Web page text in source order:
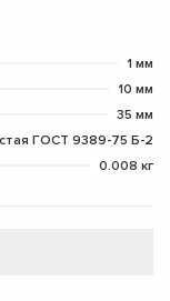
1 мм
10 мм
35 мм
ГОСТ 9389-75 Б-2
0.008 кг